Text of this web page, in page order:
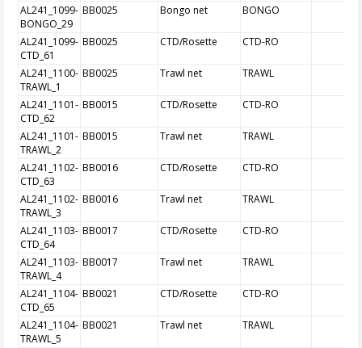
AL241_1099-
BONGO_29
BB0025 Bongo net BONGO
AL241_1099-
CTD_61
BB0025 CTD/Rosette CTD-RO
AL241_1100-
TRAWL_1
BB0025 Trawl net TRAWL
AL241_1101-
CTD_62
BB0015 CTD/Rosette CTD-RO
AL241_1101-
TRAWL_2
BB0015 Trawl net TRAWL
AL241_1102-
CTD_63
BB0016 CTD/Rosette CTD-RO
AL241_1102-
TRAWL_3
BB0016 Trawl net TRAWL
AL241_1103-
CTD_64
BB0017 CTD/Rosette CTD-RO
AL241_1103-
TRAWL_4
BB0017 Trawl net TRAWL
AL241_1104-
CTD_65
BB0021 CTD/Rosette CTD-RO
AL241_1104-
TRAWL_5
BB0021 Trawl net TRAWL